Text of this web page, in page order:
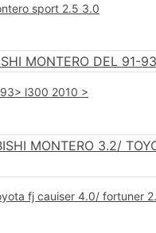
sport 2.5 3.0
l300 2010 >
fj cauiser 4.0/